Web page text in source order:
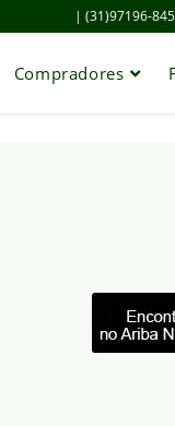
| (31)97196-
Compradores